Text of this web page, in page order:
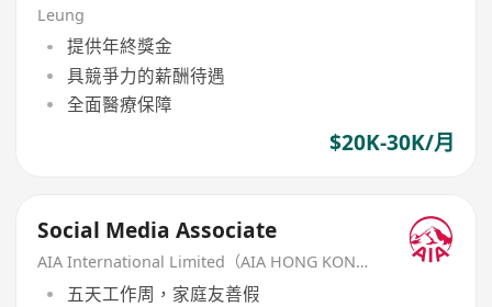
Leung
提供年終獎金
具競爭力的薪酬待遇
全面醫療保障
$20K-30K/月
Social Media Associate
AIA International Limited（AIA HONG KONG）
五天工作周，家庭友善假